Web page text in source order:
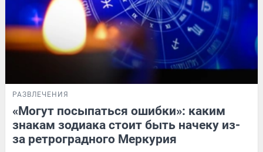
РАЗВЛЕЧЕНИЯ
«Могут посыпаться ошибки»: каким
знакам зодиака стоит быть начеку из-
за ретроградного Меркурия